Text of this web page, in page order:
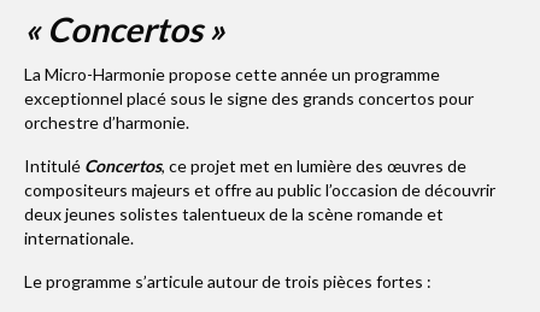
La Passion 2022
Galerie
Contact
Espace membres
« Concertos »
La Micro-Harmonie propose cette année un programme
exceptionnel placé sous le signe des grands concertos pour
orchestre d’harmonie.
Intitulé Concertos, ce projet met en lumière des œuvres de
compositeurs majeurs et offre au public l’occasion de découvrir
deux jeunes solistes talentueux de la scène romande et
internationale.
Le programme s’articule autour de trois pièces fortes :